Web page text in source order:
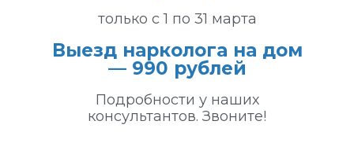
только с 1 по 31 марта
Выезд нарколога на дом
— 990 рублей
Подробности у наших
консультантов. Звоните!